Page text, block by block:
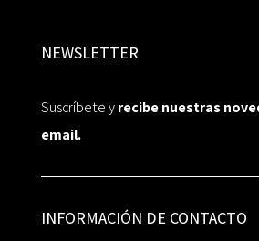
NEWSLETTER
Suscríbete yrecibe nuestras
email.
INFORMACIÓN DE CONTACTO